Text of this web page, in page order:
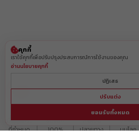
เมื่อซื้อครบ
ที่กำหนด
ของแท้
100%
บริการ
เก็บเงิน
ปลายทาง
แบรนด์ดัง
จากทุก
มุมโลก
คุกกี้
เราใช้คุกกี้เพื่อปรับปรุงประสบการณ์การใช้งานของคุณ
อ่านนโยบายคุกกี้
ปฏิเสธ
ปรับแต่ง
ยอมรับทั้งหมด